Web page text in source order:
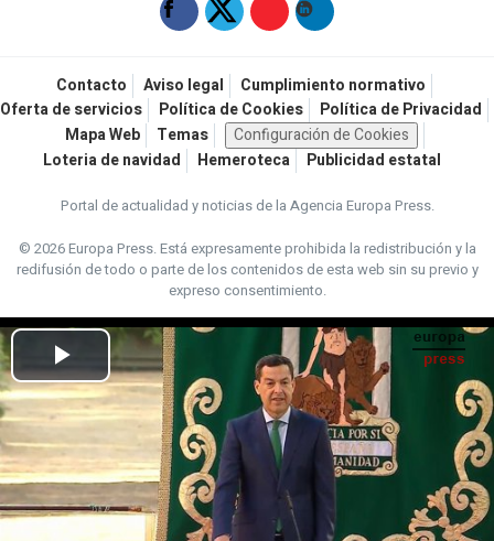
Contacto Aviso legal
Cumplimiento normativo
Oferta de servicios
Política de Cookies
Política de Privacidad
Mapa Web
Temas
Configuración de Cookies
Loteria de navidad
Hemeroteca Publicidad estatal
Portal de actualidad y noticias de la Agencia Europa Press.
© 2026 Europa Press.Está expresamente prohibida la redistribución y la
redifusión de todo o parte de los contenidos de esta web sin su previo y
expreso consentimiento.